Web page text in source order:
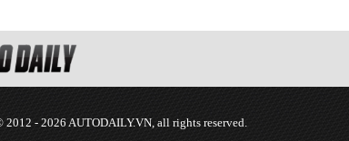
- 2026 AUTODAILY.VN, all rights reserved.